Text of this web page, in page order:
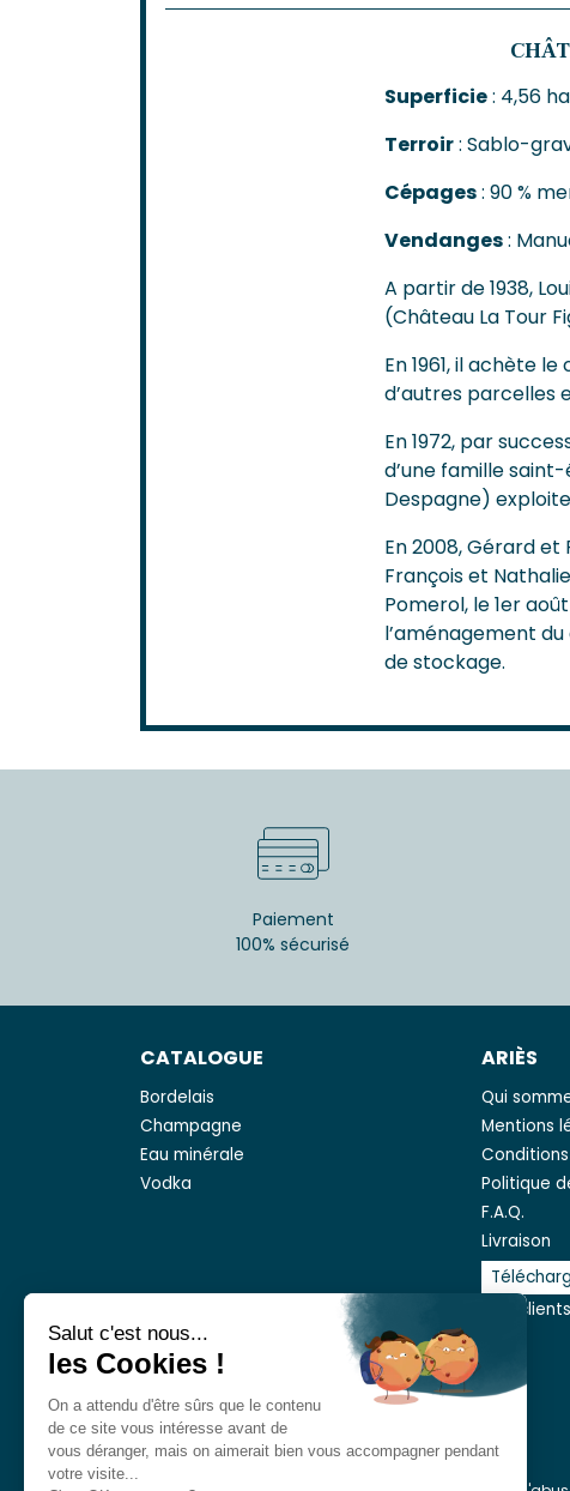
Superficie: 4,56 ha
Terroir: Sablo-
Cépages: 90 %
Vendanges:
A partir de 1938,
(Château La Tour
En 1961, il achète
d’autres parcelles
En 1972, par
d’une famille
Despagne)
En 2008, Gérard
François et
Pomerol, le 1er
l’aménagement
de stockage.
Paiement
100% sécurisé
CATALOGUE
Bordelais
Champagne
Eau minérale
Vodka
ARIÈS
Qui
Mentions
Politique
F.A.Q.
Livraison
Avis clients
Salut c'est nous...
les Cookies !
On a attendu d'être sûrs que le contenu
de ce site vous intéresse avant de
vous déranger, mais on aimerait bien vous accompagner pendant
votre visite...